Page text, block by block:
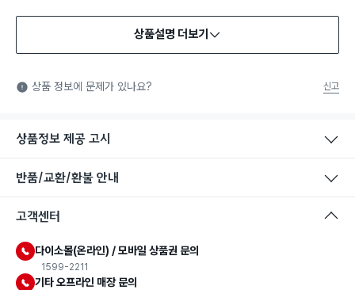
식품용 기구: 식품위생법에서 정한 규격에 따라 제조되어 식품 또
는 식품첨가물에 사용할 수 있는 식품용기구라는 표시입니다.
상품설명 더보기
상품 정보에 문제가 있나요? 신고
상품정보 제공 고시
반품/교환/환불 안내
고객센터
다이소몰(온라인) / 모바일 상품권 문의
1599-2211
기타 오프라인 매장 문의